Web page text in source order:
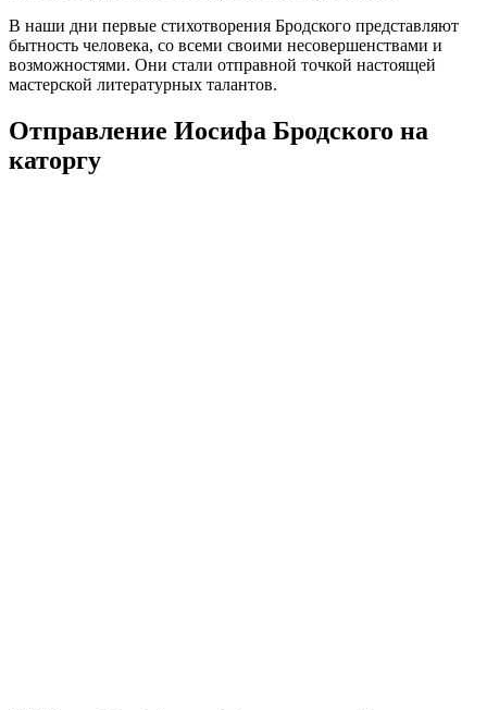
В наши дни первые стихотворения Бродского представляют
бытность человека, со всеми своими несовершенствами и
возможностями. Они стали отправной точкой настоящей
мастерской литературных талантов.
Отправление Иосифа Бродского на
каторгу